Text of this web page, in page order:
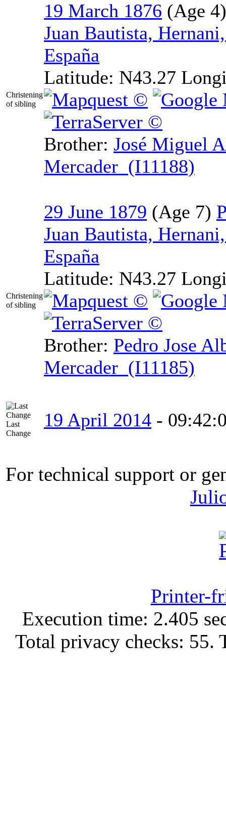
Christening
of sibling
19 March 1876
Juan Bautista,
España
Latitude: N43.27
Brother: José Miguel
Mercader (I11188)
Christening
of sibling
29 June 1879
Juan Bautista,
España
Latitude: N43.27
Brother: Pedro Jose
Mercader (I11185)
Last
Change
19 April 2014 -
For technical support or
Printer-
Execution time: 2.405
Total privacy checks: 55.